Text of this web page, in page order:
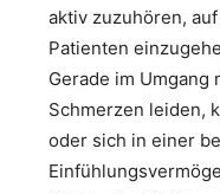
aktiv zuzuhören,
Patienten
Gerade im
Schmerzen leiden,
oder sich in einer